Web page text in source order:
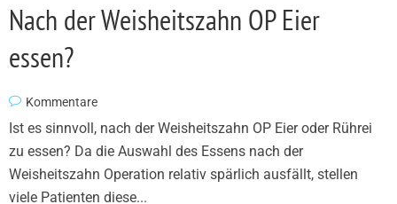
Nach der Weisheitszahn OP Eier
essen?
Kommentare
Ist es sinnvoll, nach der Weisheitszahn OP Eier oder Rührei
zu essen? Da die Auswahl des Essens nach der
Weisheitszahn Operation relativ spärlich ausfällt, stellen
viele Patienten diese...